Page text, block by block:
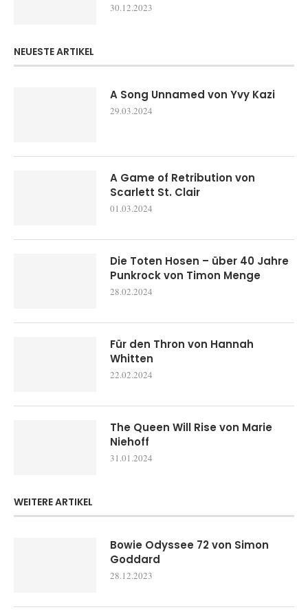
30.12.2023
NEUESTE ARTIKEL
A Song Unnamed von Yvy Kazi
29.03.2024
A Game of Retribution von
Scarlett St. Clair
01.03.2024
Die Toten Hosen – über 40 Jahre
Punkrock von Timon Menge
28.02.2024
Für den Thron von Hannah
Whitten
22.02.2024
The Queen Will Rise von Marie
Niehoff
31.01.2024
WEITERE ARTIKEL
Bowie Odyssee 72 von Simon
Goddard
28.12.2023